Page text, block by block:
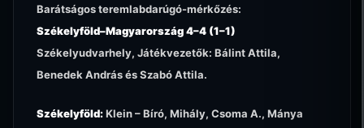
Barátságos teremlabdarúgó-mérkőzés:
Székelyföld–Magyarország 4–4 (1–1)
Székelyudvarhely, Játékvezetők: Bálint Attila,
Benedek András és Szabó Attila.
Székelyföld:Klein – Bíró, Mihály, Csoma A., Mánya